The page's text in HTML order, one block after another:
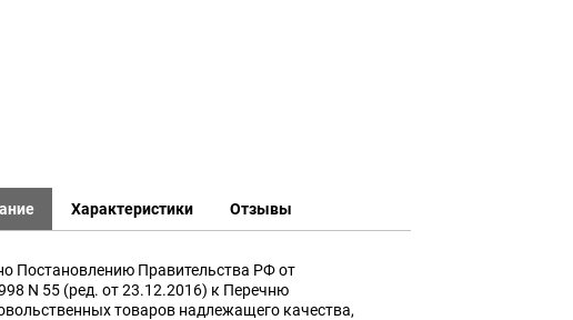
Характеристики Отзывы
Постановлению Правительства РФ от
N 55 (ред. от 23.12.2016) к Перечню
товаров надлежащего качества,